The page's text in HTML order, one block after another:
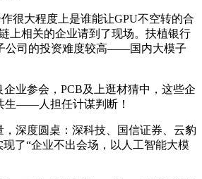
很大程度上是谁能让GPU不空转的合
上相关的企业请到了现场。扶植银行
公司的投资难度较高——国内大模子
业参会，PCB及上逛材猜中，这些企
生——人担任计谋判断！
深度圆桌：深科技、国信证券、云豹
了“企业不出会场，以人工智能大模